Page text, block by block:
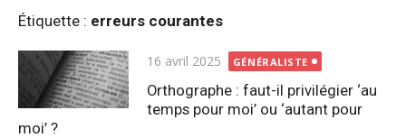
Étiquette : erreurs courantes
Publié
le
16 avril 2025 GÉNÉRALISTE
Orthographe : faut-il privilégier ‘au
temps pour moi’ ou ‘autant pour
moi’ ?